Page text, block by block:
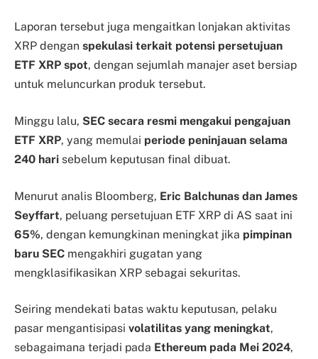
Laporan tersebut juga mengaitkan lonjakan aktivitas
XRP dengan spekulasi terkait potensi persetujuan
ETF XRP spot, dengan sejumlah manajer aset bersiap
untuk meluncurkan produk tersebut.
Minggu lalu, SEC secara resmi mengakui pengajuan
ETF XRP, yang memulai periode peninjauan selama
240 hari sebelum keputusan final dibuat.
Menurut analis Bloomberg, Eric Balchunas dan James
Seyffart, peluang persetujuan ETF XRP di AS saat ini
65%, dengan kemungkinan meningkat jika pimpinan
baru SEC mengakhiri gugatan yang
mengklasifikasikan XRP sebagai sekuritas.
Seiring mendekati batas waktu keputusan, pelaku
pasar mengantisipasi volatilitas yang meningkat,
sebagaimana terjadi pada Ethereum pada Mei 2024,